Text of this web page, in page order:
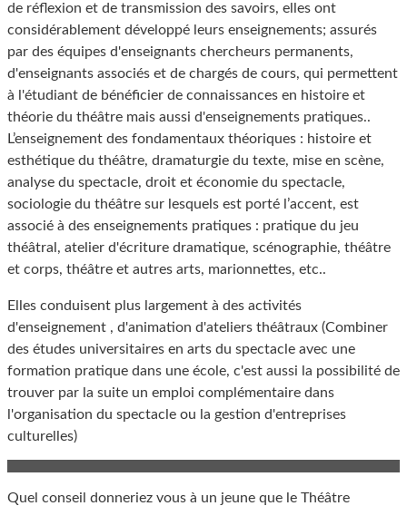
de réflexion et de transmission des savoirs, elles ont
considérablement développé leurs enseignements; assurés
par des équipes d'enseignants chercheurs permanents,
d'enseignants associés et de chargés de cours, qui permettent
à l'étudiant de bénéficier de connaissances en histoire et
théorie du théâtre mais aussi d'enseignements pratiques..
L’enseignement des fondamentaux théoriques : histoire et
esthétique du théâtre, dramaturgie du texte, mise en scène,
analyse du spectacle, droit et économie du spectacle,
sociologie du théâtre sur lesquels est porté l’accent, est
associé à des enseignements pratiques : pratique du jeu
théâtral, atelier d'écriture dramatique, scénographie, théâtre
et corps, théâtre et autres arts, marionnettes, etc..
Elles conduisent plus largement à des activités
d'enseignement , d'animation d'ateliers théâtraux (Combiner
des études universitaires en arts du spectacle avec une
formation pratique dans une école, c'est aussi la possibilité de
trouver par la suite un emploi complémentaire dans
l'organisation du spectacle ou la gestion d'entreprises
culturelles)
Quel conseil donneriez vous à un jeune que le Théâtre